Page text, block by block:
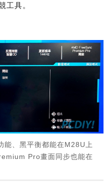
工具。
能、黑平衡都能在M28U上
Pro畫面同步也能在